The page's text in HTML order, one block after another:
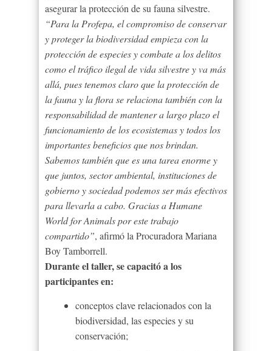
asegurar la protección de su fauna silvestre.
“Para la Profepa, el compromiso de conservar
y proteger la biodiversidad empieza con la
protección de especies y combate a los delitos
como el tráfico ilegal de vida silvestre y va más
allá, pues tenemos claro que la protección de
la fauna y la flora se relaciona también con la
responsabilidad de mantener a largo plazo el
funcionamiento de los ecosistemas y todos los
importantes beneficios que nos brindan.
Sabemos también que es una tarea enorme y
que juntos, sector ambiental, instituciones de
gobierno y sociedad podemos ser más efectivos
para llevarla a cabo. Gracias a Humane
World for Animals por este trabajo
compartido”, afirmó la Procuradora Mariana
Boy Tamborrell.
Durante el taller, se capacitó a los
participantes en:
conceptos clave relacionados con la
biodiversidad, las especies y su
conservación;